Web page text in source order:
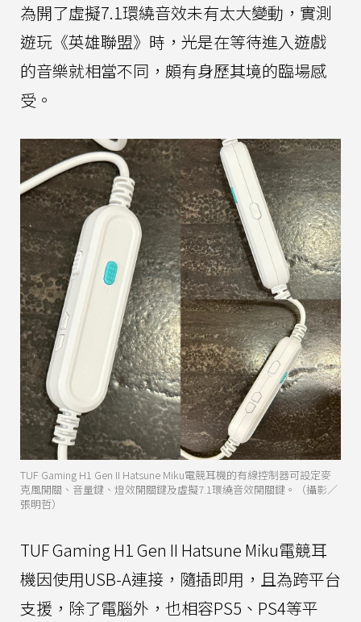
為開了虛擬7.1環繞音效未有太大變動，實測
遊玩《英雄聯盟》時，光是在等待進入遊戲
的音樂就相當不同，頗有身歷其境的臨場感
受。
TUF Gaming H1 Gen II Hatsune Miku電競耳機的有線控制器可設定麥
克風開關、音量鍵、燈效開關鍵及虛擬7.1環繞音效開關鍵。（攝影／
張明哲）
TUF Gaming H1 Gen II Hatsune Miku電競耳
機因使用USB-A連接，隨插即用，且為跨平台
支援，除了電腦外，也相容PS5、PS4等平